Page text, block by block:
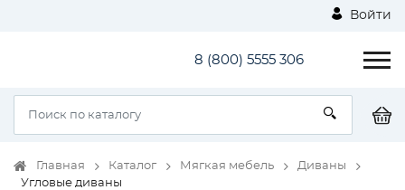
Войти
8 (800) 5555 306
Главная Каталог Мягкая мебель
Диваны
Угловые диваны